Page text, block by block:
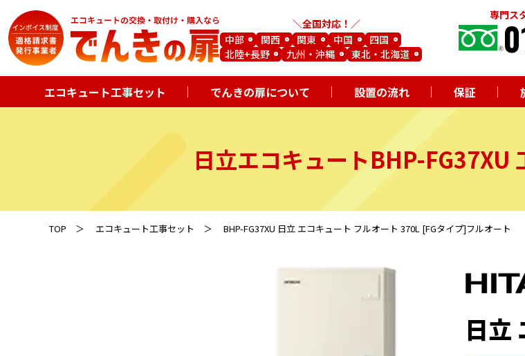
全国対応！
中部
関西 関東 中国
四国
北陸+長野
九州・沖縄 東北・北海道
専門ス
エコキュート工事セット でんきの扉について 設置の流れ 保証
日立エコキュートBHP-FG37XU
TOP エコキュート工事セット BHP-FG37XU 日立 エコキュート フルオート 370L [FGタイプ]フルオート
日立